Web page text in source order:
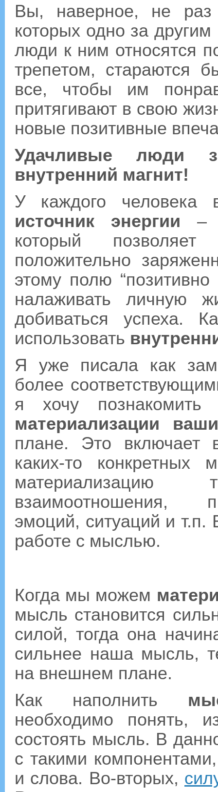
Вы, наверное, не
которых одно за
люди к ним относятся
трепетом, стараются
все, чтобы им
притягивают в свою
новые позитивные
Удачливые люди
внутренний магнит!
У каждого человека
источник энергии –
который
положительно
этому полю
налаживать личную
добиваться успеха.
использовать
Я уже писала как
более
я хочу
материализации
плане. Это включает
каких-то
взаимоотношения,
эмоций, ситуаций и т.п.
работе с мыслью.
Когда мы можем
мысль становится
силой, тогда она
сильнее наша мысль,
на внешнем плане.
Как наполнить
необходимо понять,
состоять мысль. В
с такими
и слова. Во-вторых,